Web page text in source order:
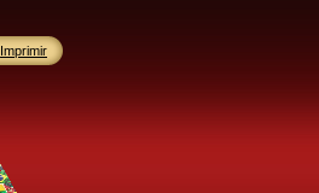
Imprimir